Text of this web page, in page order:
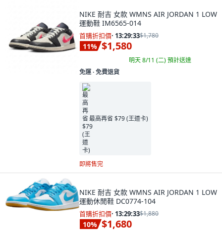
NIKE 耐吉 女款 WMNS AIR JORDAN 1 LOW
運動鞋 IM6565-014
首購折扣價· 13:29:32$1,780
11% $1,580
明天 8/11 (二)預計送達
免運 ∙ 免費退貨
最高再省 $79 (王道卡)
即將售完
NIKE 耐吉 女款 WMNS AIR JORDAN 1 LOW
運動休閒鞋 DC0774-104
首購折扣價· 13:29:32$1,880
10% $1,680